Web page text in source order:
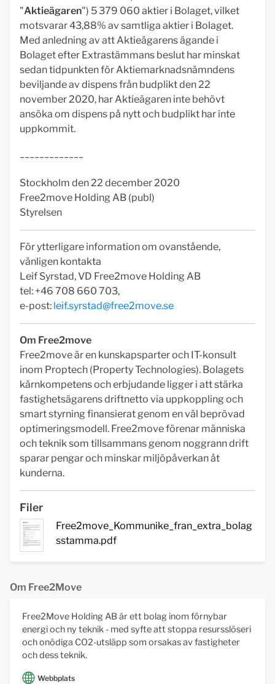
"Aktieägaren") 5 379 060 aktier i Bolaget, vilket
motsvarar 43,88% av samtliga aktier i Bolaget.
Med anledning av att Aktieägarens ägande i
Bolaget efter Extrastämmans beslut har minskat
sedan tidpunkten för Aktiemarknadsnämndens
beviljande av dispens från budplikt den 22
november 2020, har Aktieägaren inte behövt
ansöka om dispens på nytt och budplikt har inte
uppkommit.
Stockholm den 22 december 2020
Free2move Holding AB (publ)
Styrelsen
För ytterligare information om ovanstående,
vänligen kontakta
Leif Syrstad, VD Free2move Holding AB
tel: +46 708 660 703,
e-post: leif.syrstad@free2move.se
Om Free2move
Free2move är en kunskapsparter och IT-konsult
inom Proptech (Property Technologies). Bolagets
kärnkompetens och erbjudande ligger i att stärka
fastighetsägarens driftnetto via uppkoppling och
smart styrning finansierat genom en väl beprövad
optimeringsmodell. Free2move förenar människa
och teknik som tillsammans genom noggrann drift
sparar pengar och minskar miljöpåverkan åt
kunderna.
Filer
Free2move_Kommunike_fran_extra_bolag
sstamma.pdf
Om Free2Move
Free2Move Holding AB är ett bolag inom förnybar
energi och ny teknik - med syfte att stoppa resursslöseri
och onödiga CO2-utsläpp som orsakas av fastigheter
och dess teknik.
Webbplats